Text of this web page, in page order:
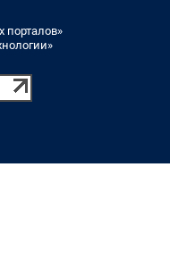
порталов»